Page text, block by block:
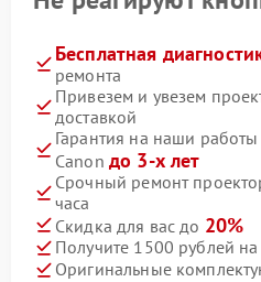
Бесплатная
ремонта
Привезем и увезем
доставкой
Гарантия на наши
Canon до 3-х лет
Срочный ремонт
часа
Скидка для вас до 20%
Получите 1500 рублей
Оригинальные